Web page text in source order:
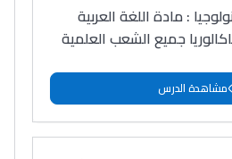
: مادة اللغة العربية
جميع الشعب العلمية
مشاهدة الدرس